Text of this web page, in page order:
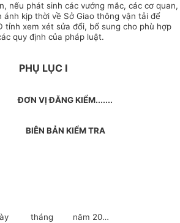
nếu phát sinh các vướng mắc, các cơ quan,
ánh kịp thời về Sở Giao thông vận tải để
tỉnh xem xét sửa đổi, bổ sung cho phù hợp
quy định của pháp luật.
PHỤ LỤC I
ĐƠN VỊ ĐĂNG KIỂM.......
BIÊN BẢN KIỂM TRA
tháng năm 20…